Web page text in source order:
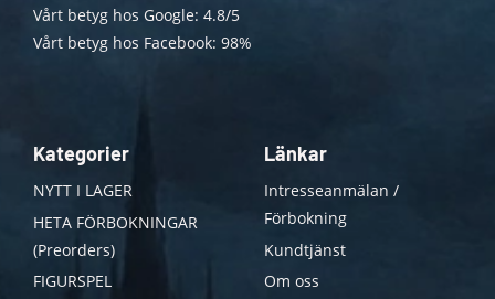
Vårt betyg hos Google: 4.8/5
Vårt betyg hos Facebook: 98%
Kategorier
NYTT I LAGER
HETA FÖRBOKNINGAR
(Preorders)
FIGURSPEL
Länkar
Intresseanmälan /
Förbokning
Kundtjänst
Om oss